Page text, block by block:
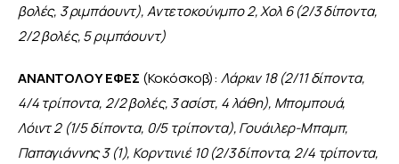
βολές, 3 ριμπάουντ), Αντετοκούνμπο 2, Χολ 6 (2/3 δίποντα,
2/2 βολές, 5 ριμπάουντ)
ΑΝΑΝΤΟΛΟΥ ΕΦΕΣ (Κοκόσκοβ): Λάρκιν 18 (2/11 δίποντα,
4/4 τρίποντα, 2/2 βολές, 3 ασίστ, 4 λάθη), Μπομπουά,
Λόιντ 2 (1/5 δίποντα, 0/5 τρίποντα), Γουάιλερ-Μπαμπ,
Παπαγιάννης 3 (1), Κορντινιέ 10 (2/3 δίποντα, 2/4 τρίποντα,